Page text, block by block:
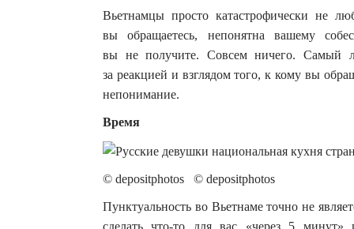
Вьетнамцы просто катастрофически не
вы обращаетесь, непонятна вашему
вы не получите. Совсем ничего. Самый
за реакцией и взглядом того, к кому вы
непонимание.
Время
© depositphotos © depositphotos
Пунктуальность во Вьетнаме точно не